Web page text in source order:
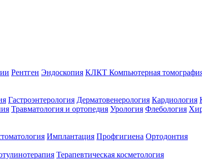
Рентген Эндоскопия КЛКТ Компьютерная
Гастроэнтерология Дерматовенерология Кардиология
Травматология и ортопедия Урология Флебология
Имплантация Профгигиена Ортодонтия
Терапевтическая косметология